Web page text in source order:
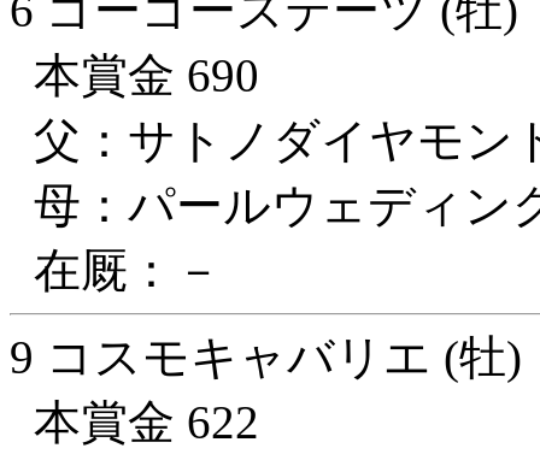
本賞金 690
父：サトノダイヤモン
母：パールウェディン
在厩：－
9 コスモキャバリエ (牡)
本賞金 622